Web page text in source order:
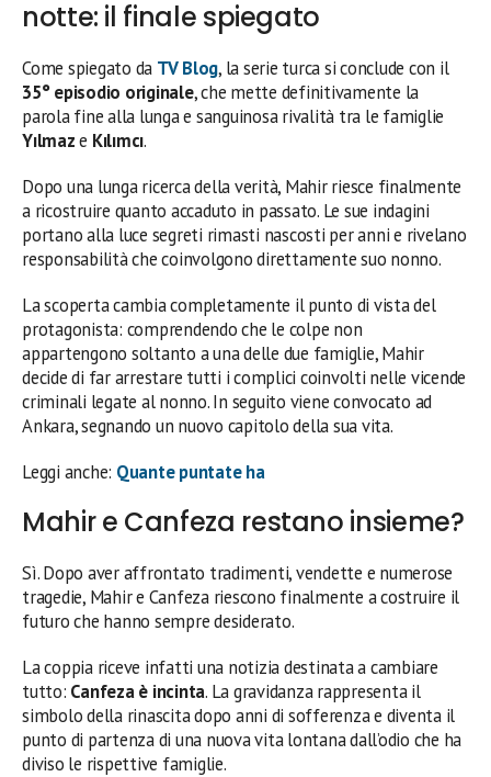
notte: il finale spiegato
Come spiegato da TV Blog, la serie turca si conclude con il
35° episodio originale, che mette definitivamente la
parola fine alla lunga e sanguinosa rivalità tra le famiglie
Yılmaze Kılımcı.
Dopo una lunga ricerca della verità, Mahir riesce finalmente
a ricostruire quanto accaduto in passato. Le sue indagini
portano alla luce segreti rimasti nascosti per anni e rivelano
responsabilità che coinvolgono direttamente suo nonno.
La scoperta cambia completamente il punto di vista del
protagonista: comprendendo che le colpe non
appartengono soltanto a una delle due famiglie, Mahir
decide di far arrestare tutti i complici coinvolti nelle vicende
criminali legate al nonno. In seguito viene convocato ad
Ankara, segnando un nuovo capitolo della sua vita.
Leggi anche: Quante puntate ha
Mahir e Canfeza restano insieme?
Sì. Dopo aver affrontato tradimenti, vendette e numerose
tragedie, Mahir e Canfeza riescono finalmente a costruire il
futuro che hanno sempre desiderato.
La coppia riceve infatti una notizia destinata a cambiare
tutto: Canfeza è incinta. La gravidanza rappresenta il
simbolo della rinascita dopo anni di sofferenza e diventa il
punto di partenza di una nuova vita lontana dall’odio che ha
diviso le rispettive famiglie.